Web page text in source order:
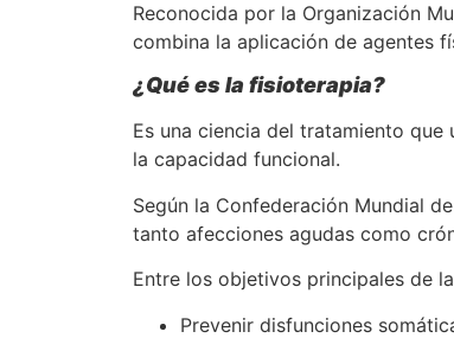
Reconocida por la Organización
combina la aplicación de agentes
¿Qué es la fisioterapia?
Es una ciencia del tratamiento
la capacidad funcional.
Según la Confederación Mundial
tanto afecciones agudas como
Entre los objetivos principales de
Prevenir disfunciones